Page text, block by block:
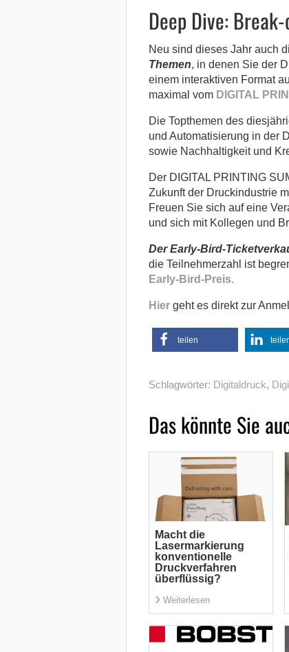
Deep Dive:
Neu sind dieses Jahr auch
Themen, in denen Sie der
einem interaktiven Format
maximal vom DIGITAL
Die Topthemen des
und Automatisierung in der
sowie Nachhaltigkeit und
Der DIGITAL PRINTING
Zukunft der Druckindustrie
Freuen Sie sich auf eine
und sich mit Kollegen und
Der Early-Bird-
die Teilnehmerzahl ist
Early-Bird-Preis.
Hiergeht es direkt zur
teilen
Schlagwörter: Digitaldruck,
Das könnte Sie
Macht die
Lasermarkierung
konventionelle
Druckverfahren
überflüssig?
Weiterlesen